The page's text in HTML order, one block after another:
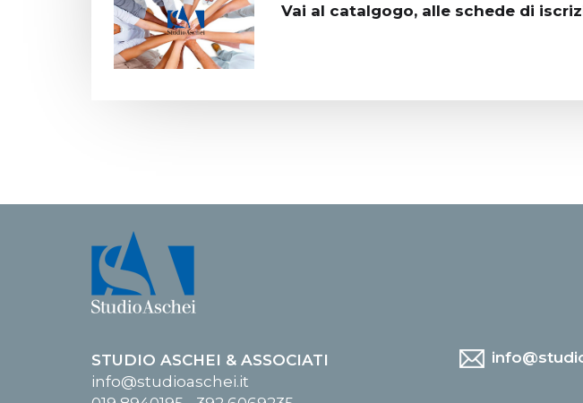
Vai al catalgogo, alle schede di
STUDIO ASCHEI & ASSOCIATI
info@studioaschei.it